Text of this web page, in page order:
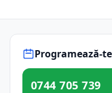
Programează-
0744 705 739